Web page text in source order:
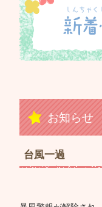
お知らせ
台風一過